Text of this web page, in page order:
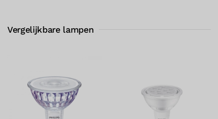
Vergelijkbare lampen